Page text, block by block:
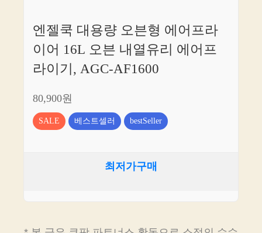
엔젤쿡 대용량 오븐형 에어프라
이어 16L 오븐 내열유리 에어프
라이기, AGC-AF1600
80,900원
SALE 베스트셀러 bestSeller
최저가구매